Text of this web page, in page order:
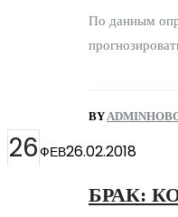
По данным
BYADMIN
26ФЕВ26.02.2018
БРАК: